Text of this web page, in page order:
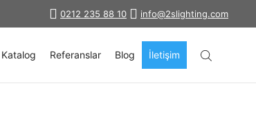
info@2slighting.com
0212 235 88 10
Katalog Referanslar Blog İletişim